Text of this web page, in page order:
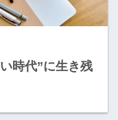
時代”に生き残